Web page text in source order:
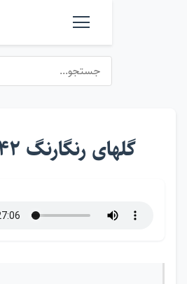
گلهای رنگارنگ ۵۴۲ - ماهور